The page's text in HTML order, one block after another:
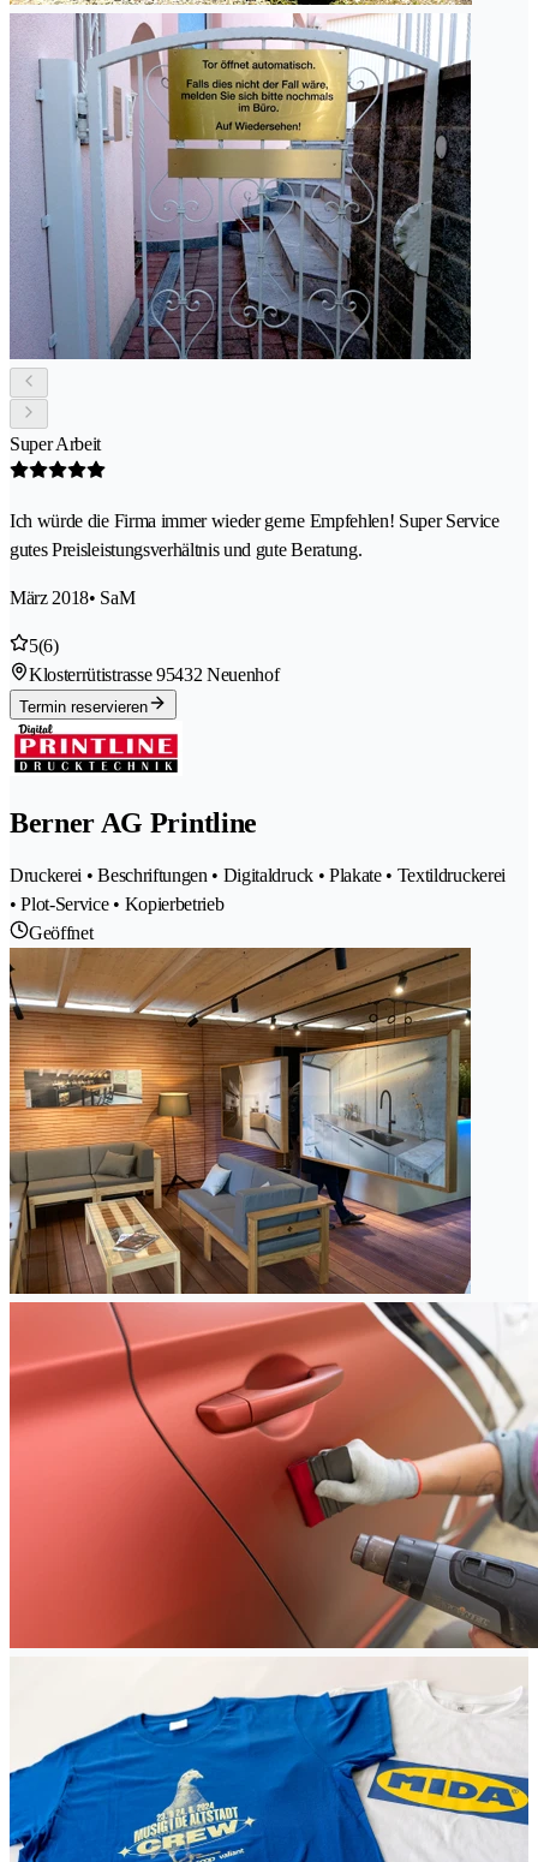
Super Arbeit
Ich würde die Firma immer wieder gerne Empfehlen! Super Service
gutes Preisleistungsverhältnis und gute Beratung.
März 2018• SaM
5(6)
Klosterrütistrasse 95432 Neuenhof
Termin reservieren
Berner AG Printline
Druckerei • Beschriftungen • Digitaldruck • Plakate • Textildruckerei
• Plot-Service • Kopierbetrieb
Geöffnet